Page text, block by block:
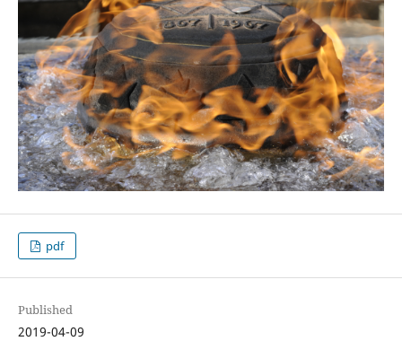
pdf
Published
2019-04-09